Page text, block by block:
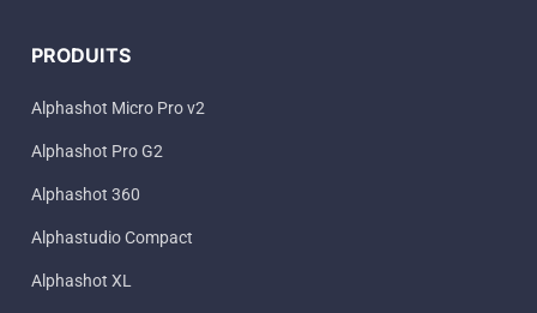
PRODUITS
Alphashot Micro Pro v2
Alphashot Pro G2
Alphashot 360
Alphastudio Compact
Alphashot XL